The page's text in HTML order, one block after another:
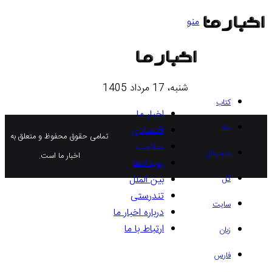
منو
کتاب
طلا
دیجیتال
گل
سایت
زبان
فارس
شنبه، 17 مرداد 1405
اخبار ما
اقتصادی
سلامت
رویدادها
بین الملل
تندرستی
درباره اخبار ما
ارتباط با ما
تمامی حقوق محفوظ و متعلق به
اخبار ما است.